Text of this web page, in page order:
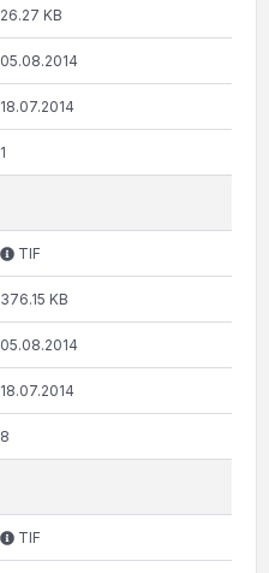
26.27 KB
05.08.2014
18.07.2014
1
TIF
376.15 KB
05.08.2014
18.07.2014
8
TIF